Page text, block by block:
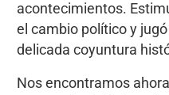
acontecimientos.
el cambio político y
delicada coyuntura
Nos encontramos